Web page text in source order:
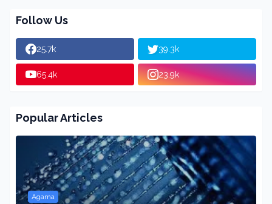
Follow Us
25.7k 39.3k
65.4k 23.9k
Popular Articles
Agama